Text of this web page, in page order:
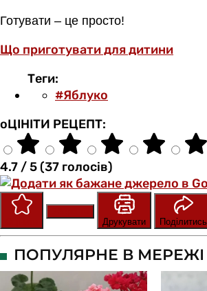
Готувати – це просто!
Що приготувати для дитини
Теги:
#Яблуко
оЦІНІТИ РЕЦЕПТ:
4.7 / 5 (37 голосів)
Друкувати
Поділитись